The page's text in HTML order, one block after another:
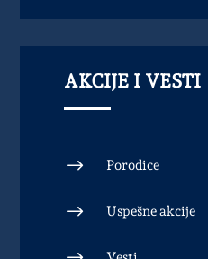
AKCIJE I VESTI
$ Porodice
$ Uspešne akcije